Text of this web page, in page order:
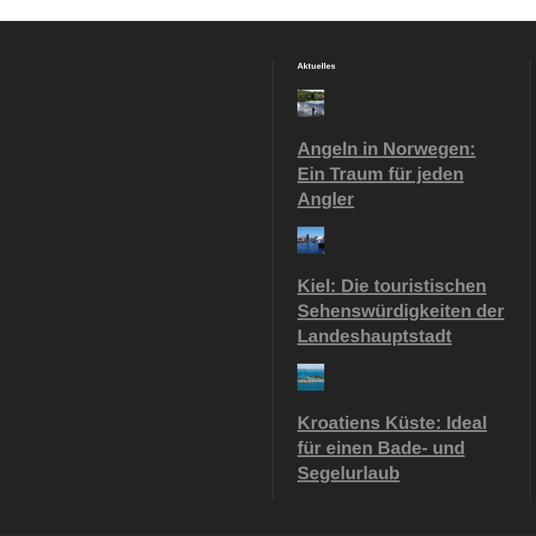
Aktuelles
Angeln in Norwegen:
Ein Traum für jeden
Angler
Kiel: Die touristischen
Sehenswürdigkeiten der
Landeshauptstadt
Kroatiens Küste: Ideal
für einen Bade- und
Segelurlaub